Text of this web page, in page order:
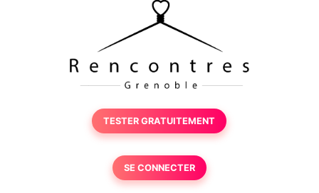
TESTER GRATUITEMENT
SE CONNECTER